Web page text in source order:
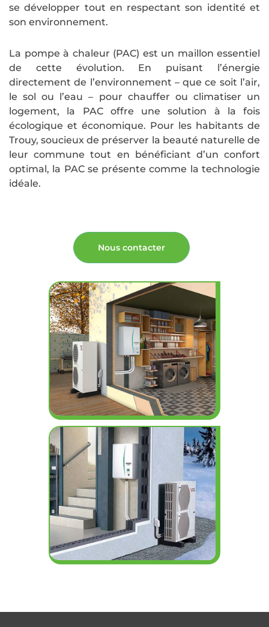
se développer tout en respectant son identité et
son environnement.
La pompe à chaleur (PAC) est un maillon essentiel
de cette évolution. En puisant l’énergie
directement de l’environnement – que ce soit l’air,
le sol ou l’eau – pour chauffer ou climatiser un
logement, la PAC offre une solution à la fois
écologique et économique. Pour les habitants de
Trouy, soucieux de préserver la beauté naturelle de
leur commune tout en bénéficiant d’un confort
optimal, la PAC se présente comme la technologie
idéale.
Nous contacter